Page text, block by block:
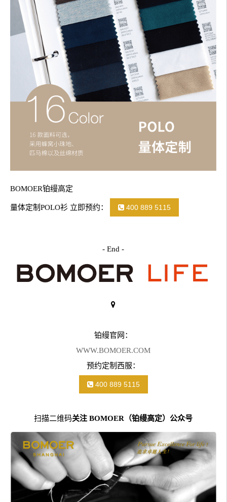
BOMOER铂缦高定
量体定制POLO衫 立即预约： 400 889 5115
- End -
铂缦官网：
WWW.BOMOER.COM
预约定制西服：
400 889 5115
扫描二维码关注 BOMOER（铂缦高定）公众号